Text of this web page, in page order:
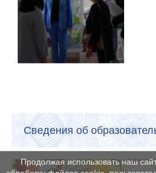
Сведения об
Продолжая использовать наш